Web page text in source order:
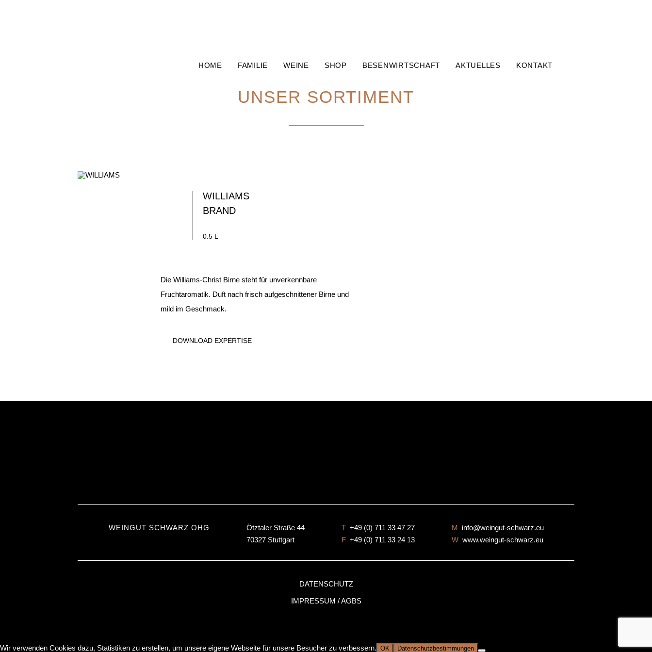
HOME FAMILIE WEINE SHOP BESENWIRTSCHAFT AKTUELLES KONTAKT
UNSER SORTIMENT
WILLIAMS
BRAND
0.5 L
Die Williams-Christ Birne steht für unverkennbare
Fruchtaromatik. Duft nach frisch aufgeschnittener Birne und
mild im Geschmack.
DOWNLOAD EXPERTISE
WEINGUT SCHWARZ OHG
Ötztaler Straße 44
70327 Stuttgart
T +49 (0) 711 33 47 27
F +49 (0) 711 33 24 13
M info@weingut-schwarz.eu
W www.weingut-schwarz.eu
DATENSCHUTZ
IMPRESSUM / AGBS
Wir verwenden Cookies dazu, Statistiken zu erstellen, um unsere eigene Webseite für unsere Besucher zu verbessern. OK Datenschutzbestimmungen